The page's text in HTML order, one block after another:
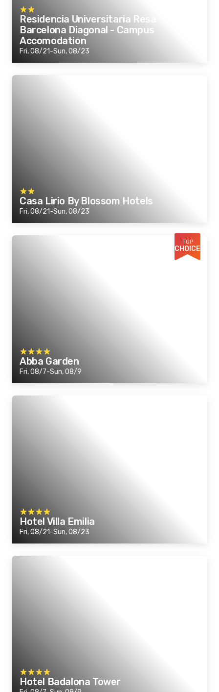
Residencia Universitaria Resa
Barcelona Diagonal - Campus
Accomodation
Fri, 08/21-Sun, 08/23
Casa Lirio By Blossom Hotels
Fri, 08/21-Sun, 08/23
TOP
CHOICE
Abba Garden
Fri, 08/7-Sun, 08/9
Hotel Villa Emilia
Fri, 08/21-Sun, 08/23
Hotel Badalona Tower